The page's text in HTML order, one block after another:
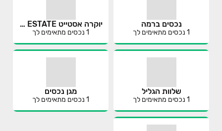
נכסים ברמה
1 נכסים מתאימים לך
יוקרה אסטייט YOKRA ESTATE בע"מ
1 נכסים מתאימים לך
שלוות הגליל
1 נכסים מתאימים לך
מגן נכסים
1 נכסים מתאימים לך